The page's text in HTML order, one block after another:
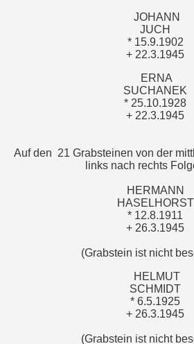
JOHANN
JUCH
* 15.9.1902
+ 22.3.1945
ERNA
SUCHANEK
* 25.10.1928
+ 22.3.1945
Auf den 21 Grabsteinen von der
links nach rechts
HERMANN
HASELHORST
* 12.8.1911
+ 26.3.1945
(Grabstein ist nicht
HELMUT
SCHMIDT
* 6.5.1925
+ 26.3.1945
(Grabstein ist nicht